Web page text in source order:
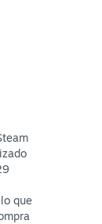
que